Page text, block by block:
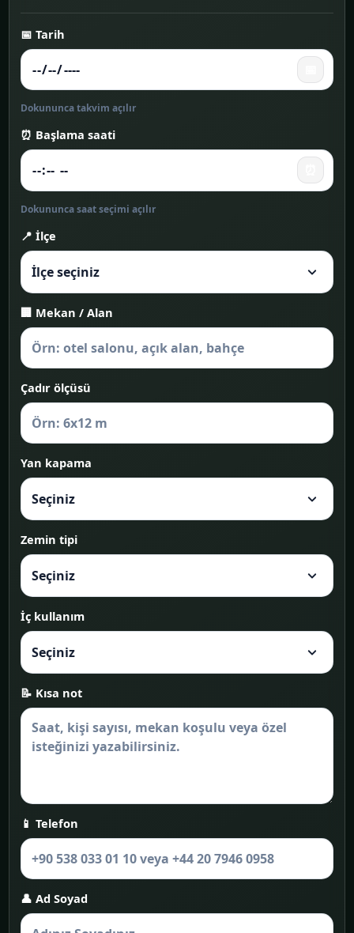
📅 Tarih
Dokununca takvim açılır
⏰ Başlama saati
Dokununca saat seçimi açılır
📍 İlçe
🏢 Mekan / Alan
Çadır ölçüsü
Yan kapama
Zemin tipi
İç kullanım
📝 Kısa not
📱 Telefon
👤 Ad Soyad